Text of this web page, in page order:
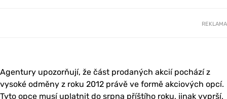
REKLAMA
Agentury upozorňují, že část prodaných akcií pochází z
vysoké odměny z roku 2012 právě ve formě akciových opcí.
Tyto opce musí uplatnit do srpna příštího roku, jinak vyprší.